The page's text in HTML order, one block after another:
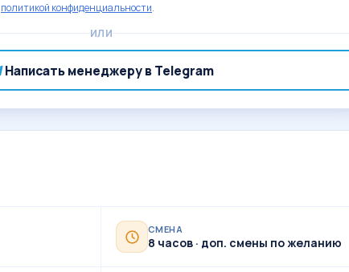
политикой конфиденциальности.
ИЛИ
Написать менеджеру в Telegram
СМЕНА
8 часов · доп. смены по желанию